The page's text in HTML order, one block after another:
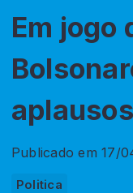
Em jogo
aplausos
Publicado em 17/
Politica